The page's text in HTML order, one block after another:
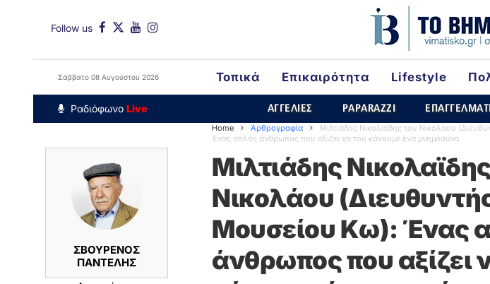
Follow us
Σάββατο 08 Αυγούστου 2026 Τοπικά Επικαιρότητα Lifestyle
Around The World
Ραδιόφωνο Live ΑΓΓΕΛΙΕΣ PAPARAZZI
ΣΒΟΥΡΕΝΟΣ
ΠΑΝΤΕΛΗΣ
Home Αρθρογραφία
Μιλτιάδης Νικολαϊδης του Νικολάου
Ένας απλός άνθρωπος που αξίζει να του κάνουμε ένα μνημόσυνο
Μιλτιάδης
Νικολάου
Μουσείου Κω): Ένας
άνθρωπος που αξίζει